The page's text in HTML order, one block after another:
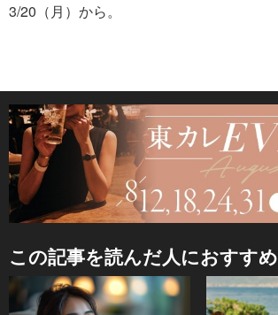
3/20（月）から。
この記事を読んだ人におすすめ